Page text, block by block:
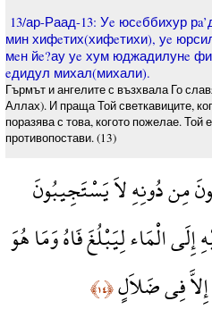
13/ар-Раад-13: Уe юсeббихур
мин хифeтих(хифeтихи), уe
мeн йe?ау уe хум юджадилунe
eдидул михал(михали).
Гърмът и ангелите с възхвала Го
Аллах). И праща Той светкавиците,
поразява с това, когото пожелае. Той
противопостави. (13)
مِن دُونِهِ لاَ يَسْتَجِيبُونَ
الْمَاء لِيَبْلُغَ فَاهُ وَمَا هُوَ
إِلاَّ فِي ضَلاَلٍ﴿١٤﴾